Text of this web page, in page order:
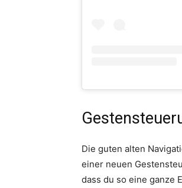
Die guten alten
einer neuen
dass du so eine ganze